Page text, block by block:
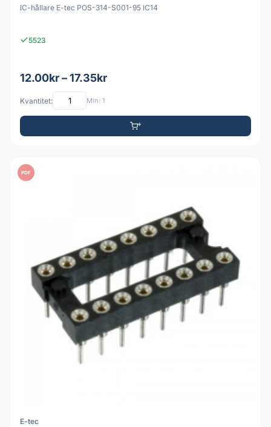
IC-hållare E-tec POS-314-S001-95 IC14
5523
12.00kr – 17.35kr
Kvantitet: Min: 1
PDF
E-tec